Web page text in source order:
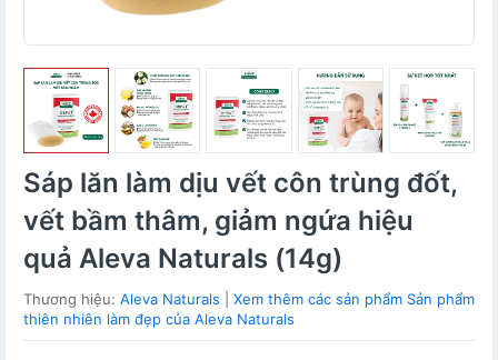
Sáp lăn làm dịu vết côn trùng đốt,
vết bầm thâm, giảm ngứa hiệu
quả Aleva Naturals (14g)
Thương hiệu: Aleva Naturals
Xem thêm các sản phẩm Sản phẩm
thiên nhiên làm đẹp của Aleva Naturals